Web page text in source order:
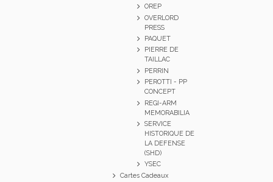
OREP
OVERLORD
PRESS
PAQUET
PIERRE DE
TAILLAC
PERRIN
PEROTTI - PP
CONCEPT
REGI-ARM
MEMORABILIA
SERVICE
HISTORIQUE DE
LA DEFENSE
(SHD)
YSEC
Cartes Cadeaux